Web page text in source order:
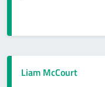
Liam McCourt